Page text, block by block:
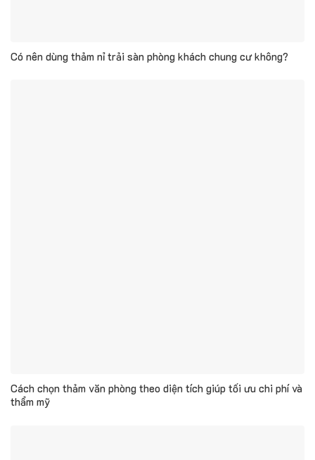
Có nên dùng thảm nỉ trải sàn phòng khách chung cư không?
Cách chọn thảm văn phòng theo diện tích giúp tối ưu chi phí và
thẩm mỹ